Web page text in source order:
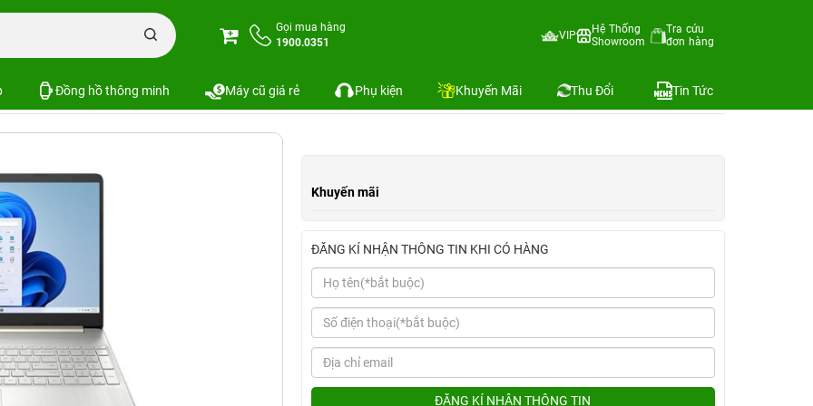
Gọi mua hàng
1900.0351
VIP
Hệ Thống
Showroom
Tra cứu
đơn hàng
Đồng hồ thông minh Máy cũ giá rẻ Phụ kiện Khuyến Mãi Thu Đổi Tin Tức
HP 15s (Intel Core i7-1195G7, 8GB | 256GB, 15.6", FHD)
8GB | 256GB, 15.6", FHD)
Khuyến mãi
ĐĂNG KÍ NHẬN THÔNG TIN KHI CÓ HÀNG
ĐĂNG KÍ NHẬN THÔNG TIN